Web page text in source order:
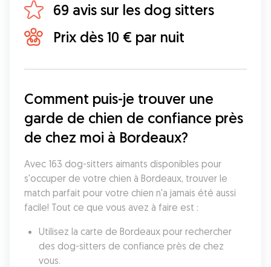
69 avis sur les dog sitters
Prix dès 10 € par nuit
Comment puis-je trouver une
garde de chien de confiance près
de chez moi à Bordeaux?
Avec 163 dog-sitters aimants disponibles pour
s'occuper de votre chien à Bordeaux, trouver le
match parfait pour votre chien n'a jamais été aussi
facile! Tout ce que vous avez à faire est :
Utilisez la carte de Bordeaux pour rechercher
des dog-sitters de confiance près de chez
vous.